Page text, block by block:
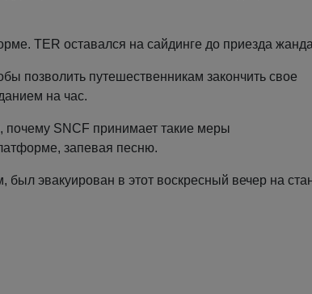
TER оставался на сайдинге до приезда
позволить путешественникам закончить свое
на час.
SNCF принимает такие меры
запевая песню.
эвакуирован в этот воскресный вечер на